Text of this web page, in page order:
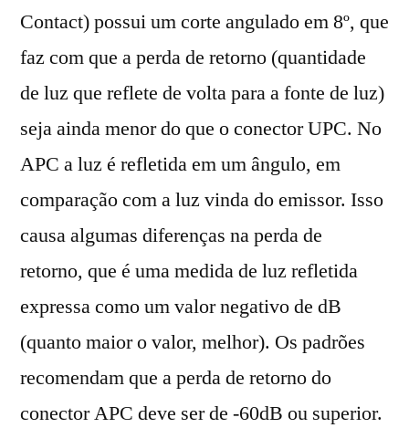
Contact) possui um corte angulado em 8º, que
faz com que a perda de retorno (quantidade
de luz que reflete de volta para a fonte de luz)
seja ainda menor do que o conector UPC. No
APC a luz é refletida em um ângulo, em
comparação com a luz vinda do emissor. Isso
causa algumas diferenças na perda de
retorno, que é uma medida de luz refletida
expressa como um valor negativo de dB
(quanto maior o valor, melhor). Os padrões
recomendam que a perda de retorno do
conector APC deve ser de -60dB ou superior.